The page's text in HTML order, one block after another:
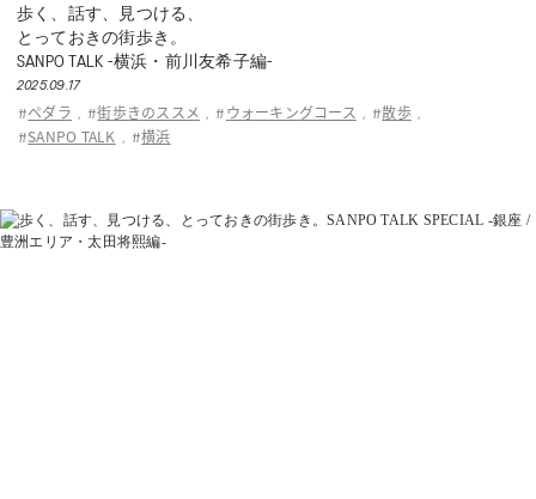
歩く、話す、見つける、
とっておきの街歩き。
SANPO TALK -横浜・前川友希子編-
2025.09.17
# ペダラ , #街歩きのススメ , # ウォーキングコース , #散歩
,
# SANPO TALK , #横浜